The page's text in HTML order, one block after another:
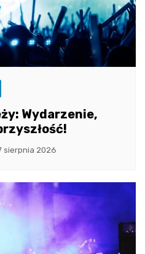
Wydarzenie,
sierpnia 2026